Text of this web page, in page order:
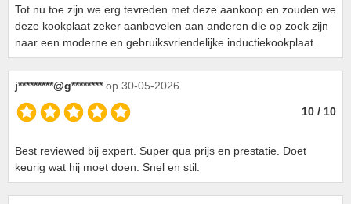
Tot nu toe zijn we erg tevreden met deze aankoop en zouden we
deze kookplaat zeker aanbevelen aan anderen die op zoek zijn
naar een moderne en gebruiksvriendelijke inductiekookplaat.
j*********@g******** op 30-05-2026
10 / 10
Best reviewed bij expert. Super qua prijs en prestatie. Doet
keurig wat hij moet doen. Snel en stil.